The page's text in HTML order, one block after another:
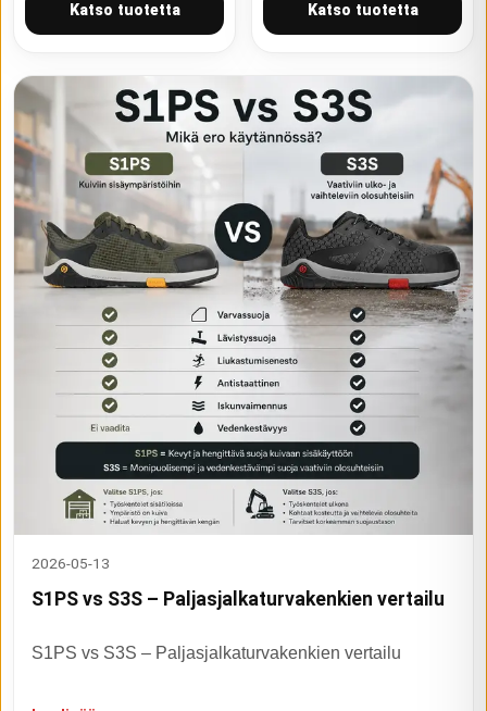
Katso tuotetta Katso tuotetta
2026-05-13
S1PS vs S3S – Paljasjalkaturvakenkien vertailu
S1PS vs S3S – Paljasjalkaturvakenkien vertailu